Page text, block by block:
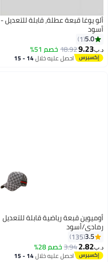
4
ألو يوغا قبعة عطلة، قابلة للتعديل -
أسود
5.0
1
د.ب‏9.23
18.92خصم 51%
احصل عليه خلال 14 - 15
3
أوميوين قبعة رياضية قابلة للتعديل
رمادي/أسود
3.5
135
د.ب‏2.82
3.94خصم 28%
احصل عليه خلال 14 - 15